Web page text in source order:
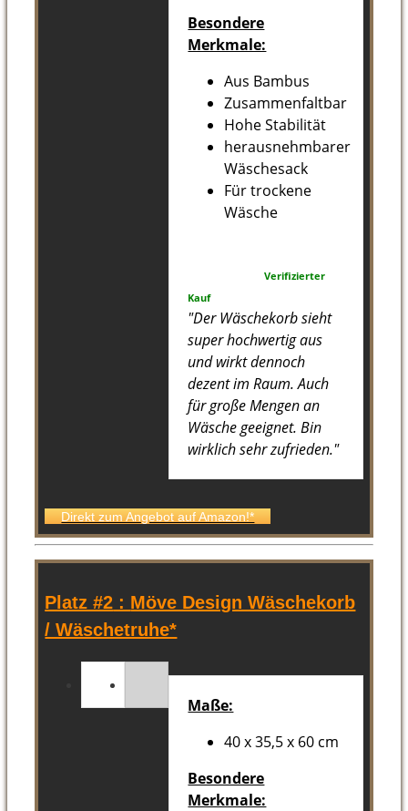
Besondere
Merkmale:
Aus Bambus
Zusammenfaltbar
Hohe Stabilität
herausnehmbarer
Wäschesack
Für trockene
Wäsche
Verifizierter
Kauf
"Der Wäschekorb sieht
super hochwertig aus
und wirkt dennoch
dezent im Raum. Auch
für große Mengen an
Wäsche geeignet. Bin
wirklich sehr zufrieden."
Direkt zum Angebot auf Amazon!*
Platz #2 : Möve Design Wäschekorb
/ Wäschetruhe*
Maße:
40 x 35,5 x 60 cm
Besondere
Merkmale: